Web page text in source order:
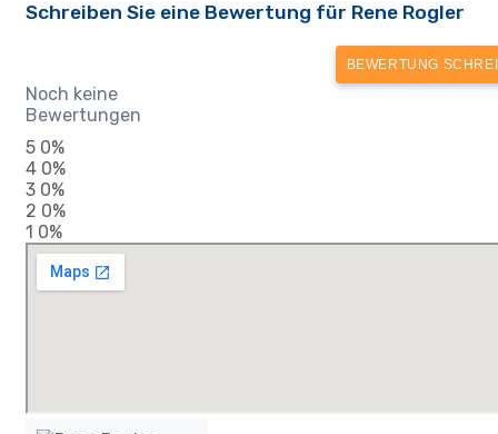
Schreiben Sie eine Bewertung für Rene Rogler
BEWERTUNG
Noch keine
Bewertungen
5 0%
4 0%
3 0%
2 0%
1 0%